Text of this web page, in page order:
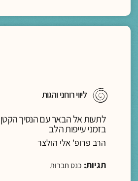
ליווי רוחני והגות
לתעות אל הבאר עם הנסיך
בזמני עייפות הלב
הרב פרופ' אלי הולצר
תגיות: כנס חברוּת